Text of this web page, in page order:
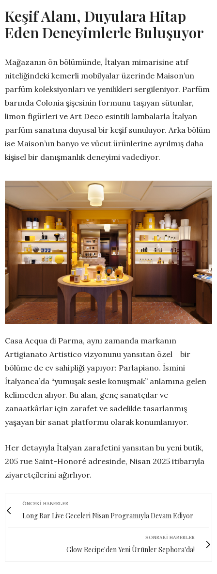
Keşif Alanı, Duyulara Hitap
Eden Deneyimlerle Buluşuyor
Mağazanın ön bölümünde, İtalyan mimarisine atıf
niteliğindeki kemerli mobilyalar üzerinde Maison’un
parfüm koleksiyonları ve yenilikleri sergileniyor. Parfüm
barında Colonia şişesinin formunu taşıyan sütunlar,
limon figürleri ve Art Deco esintili lambalarla İtalyan
parfüm sanatına duyusal bir keşif sunuluyor. Arka bölüm
ise Maison’un banyo ve vücut ürünlerine ayrılmış daha
kişisel bir danışmanlık deneyimi vadediyor.
Casa Acqua di Parma, aynı zamanda markanın
Artigianato Artistico vizyonunu yansıtan özel bir
bölüme de ev sahipliği yapıyor: Parlapiano. İsmini
İtalyanca’da “yumuşak sesle konuşmak” anlamına gelen
kelimeden alıyor. Bu alan, genç sanatçılar ve
zanaatkârlar için zarafet ve sadelikle tasarlanmış
yaşayan bir sanat platformu olarak konumlanıyor.
Her detayıyla İtalyan zarafetini yansıtan bu yeni butik,
205 rue Saint-Honoré adresinde, Nisan 2025 itibarıyla
ziyaretçilerini ağırlıyor.
ÖNCEKI HABERLER
Long Bar Live Geceleri Nisan Programıyla Devam Ediyor
SONRAKI HABERLER
Glow Recipe'den Yeni Ürünler Sephora'da!